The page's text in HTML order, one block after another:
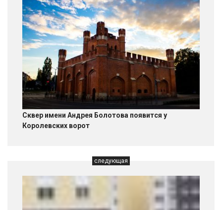
Сквер имени Андрея Болотова появится у
Королевских ворот
следующая